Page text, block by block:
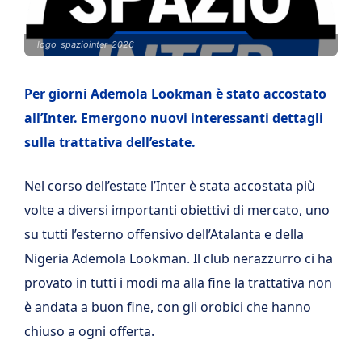
logo_spaziointer_2026
Per giorni Ademola Lookman è stato accostato
all’Inter. Emergono nuovi interessanti dettagli
sulla trattativa dell’estate.
Nel corso dell’estate l’Inter è stata accostata più
volte a diversi importanti obiettivi di mercato, uno
su tutti l’esterno offensivo dell’Atalanta e della
Nigeria Ademola Lookman. Il club nerazzurro ci ha
provato in tutti i modi ma alla fine la trattativa non
è andata a buon fine, con gli orobici che hanno
chiuso a ogni offerta.